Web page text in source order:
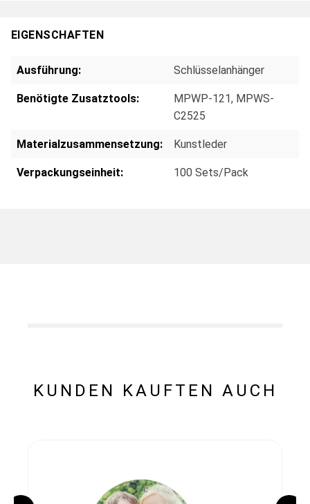
EIGENSCHAFTEN
Ausführung: Schlüsselanhänger
Benötigte Zusatztools: MPWP-121, MPWS-
C2525
Materialzusammensetzung: Kunstleder
Verpackungseinheit: 100 Sets/Pack
KUNDEN KAUFTEN AUCH